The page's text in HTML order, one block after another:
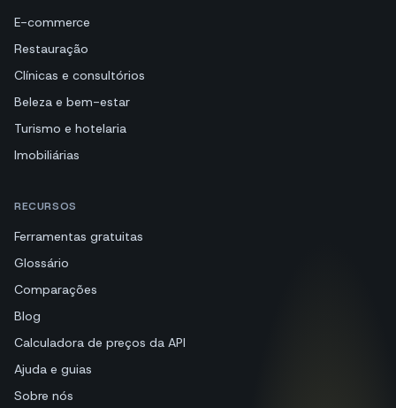
E-commerce
Restauração
Clínicas e consultórios
Beleza e bem-estar
Turismo e hotelaria
Imobiliárias
RECURSOS
Ferramentas gratuitas
Glossário
Comparações
Blog
Calculadora de preços da API
Ajuda e guias
Sobre nós